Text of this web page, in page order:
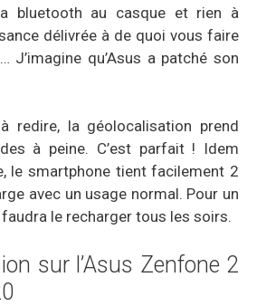
bluetooth au casque et rien à
délivrée à de quoi vous faire
J’imagine qu’Asus a patché son
redire, la géolocalisation prend
à peine. C’est parfait ! Idem
le smartphone tient facilement 2
avec un usage normal. Pour un
le recharger tous les soirs.
sur l’Asus Zenfone 2